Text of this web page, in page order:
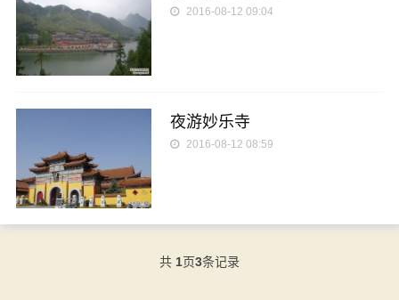
2016-08-12 09:04
夜游妙乐寺
2016-08-12 08:59
共 1页3条记录